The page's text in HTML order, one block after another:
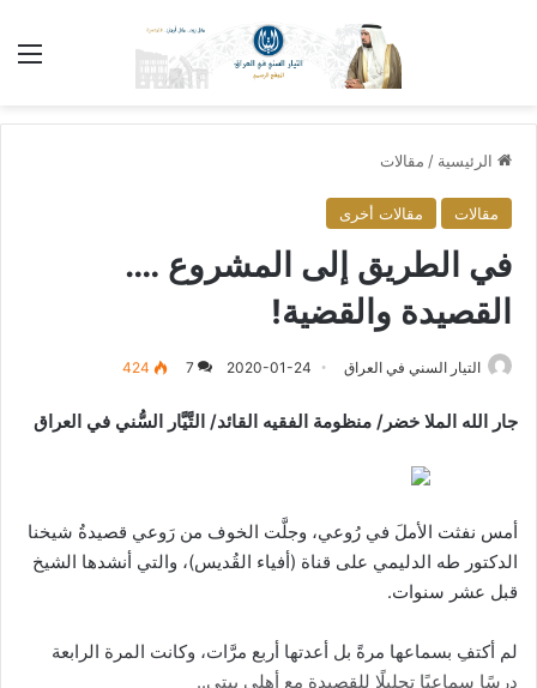
الرئيسية / مقالات
مقالات مقالات أخرى
في الطريق إلى المشروع ….
القصيدة والقضية!
التيار السني في العراق 2020-01-24
7
424
جار الله الملا خضر/ منظومة الفقيه القائد/ التَّيَّار السُّني في العراق
أمس نفثت الأملَ في رُوعي، وجلَّت الخوف من رَوعي قصيدةُ شيخنا
الدكتور طه الدليمي على قناة (أفياء القُديس)، والتي أنشدها الشيخ
قبل عشر سنوات.
لم أكتفِ بسماعها مرةً بل أعدتها أربع مرَّات، وكانت المرة الرابعة
درسًا سماعيًا تحليلًا للقصيدة مع أهلي بيتي..